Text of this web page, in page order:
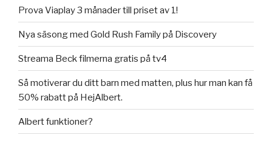
Prova Viaplay 3 månader till priset av 1!
Nya säsong med Gold Rush Family på Discovery
Streama Beck filmerna gratis på tv4
Så motiverar du ditt barn med matten, plus hur man kan få
50% rabatt på HejAlbert.
Albert funktioner?